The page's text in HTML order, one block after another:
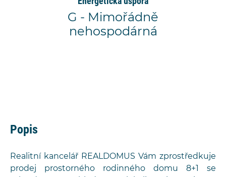
G - Mimořádně
nehospodárná
Popis
Realitní kancelář REALDOMUS Vám zprostředkuje
prodej prostorného rodinného domu 8+1 se